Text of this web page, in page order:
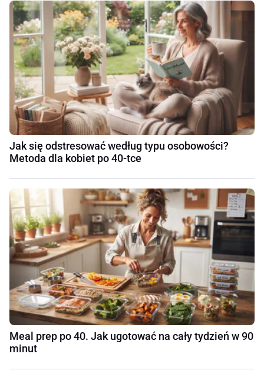
Jak się odstresować według typu osobowości?
Metoda dla kobiet po 40-tce
Meal prep po 40. Jak ugotować na cały tydzień w 90
minut